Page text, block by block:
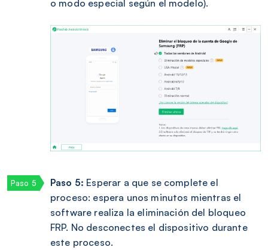
o modo especial según el modelo).
Paso 5: Esperar a que se complete el
proceso: espera unos minutos mientras el
software realiza la eliminación del bloqueo
FRP. No desconectes el dispositivo durante
este proceso.